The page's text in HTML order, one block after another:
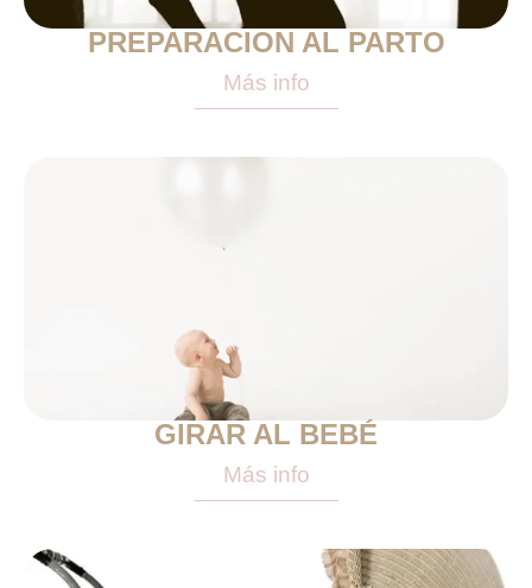
PREPARACION AL PARTO
Más info
GIRAR AL BEBÉ
Más info